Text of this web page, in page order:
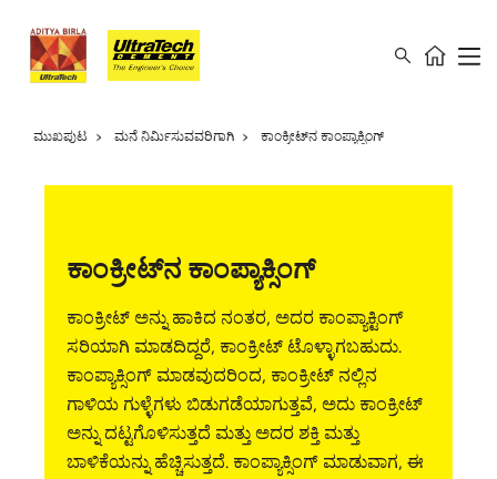
ಮುಖಪುಟ ಮನೆ ನಿರ್ಮಿಸುವವರಿಗಾಗಿ ಕಾಂಕ್ರೀಟ್‌ನ ಕಾಂಪ್ಯಾಕ್ಸಿಂಗ್
ಕಾಂಕ್ರೀಟ್‌ನ ಕಾಂಪ್ಯಾಕ್ಸಿಂಗ್
ಕಾಂಕ್ರೀಟ್ ಅನ್ನು ಹಾಕಿದ ನಂತರ, ಅದರ ಕಾಂಪ್ಯಾಕ್ಟಿಂಗ್
ಸರಿಯಾಗಿ ಮಾಡದಿದ್ದರೆ, ಕಾಂಕ್ರೀಟ್ ಟೊಳ್ಳಾಗಬಹುದು.
ಕಾಂಪ್ಯಾಕ್ಸಿಂಗ್ ಮಾಡವುದರಿಂದ, ಕಾಂಕ್ರೀಟ್ ನಲ್ಲಿನ
ಗಾಳಿಯ ಗುಳ್ಳೆಗಳು ಬಿಡುಗಡೆಯಾಗುತ್ತವೆ, ಅದು ಕಾಂಕ್ರೀಟ್
ಅನ್ನು ದಟ್ಟಗೊಳಿಸುತ್ತದೆ ಮತ್ತು ಅದರ ಶಕ್ತಿ ಮತ್ತು
ಬಾಳಿಕೆಯನ್ನು ಹೆಚ್ಚಿಸುತ್ತದೆ. ಕಾಂಪ್ಯಾಕ್ಸಿಂಗ್ ಮಾಡುವಾಗ, ಈ